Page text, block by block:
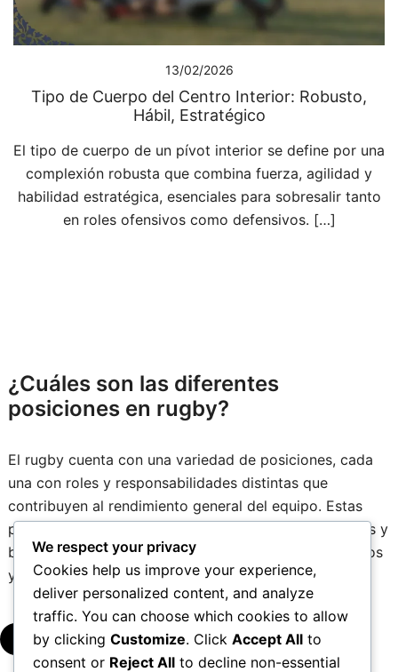
13/02/2026
Tipo de Cuerpo del Centro Interior: Robusto,
Hábil, Estratégico
El tipo de cuerpo de un pívot interior se define por una
complexión robusta que combina fuerza, agilidad y
habilidad estratégica, esenciales para sobresalir tanto
en roles ofensivos como defensivos. […]
¿Cuáles son las diferentes
posiciones en rugby?
El rugby cuenta con una variedad de posiciones, cada
una con roles y responsabilidades distintas que
contribuyen al rendimiento general del equipo. Estas
posiciones se categorizan generalmente en delanteros y
backs, cada una requiriendo diferentes atributos físicos
y habilidades.
We respect your privacy
Cookies help us improve your experience,
deliver personalized content, and analyze
traffic. You can choose which cookies to allow
by clicking Customize. Click Accept All to
consent or Reject All to decline non-essential